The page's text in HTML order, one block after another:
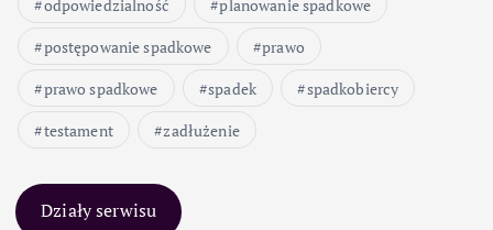
odpowiedzialność
planowanie spadkowe
postępowanie spadkowe
prawo
prawo spadkowe
spadek
spadkobiercy
testament
zadłużenie
Działy serwisu